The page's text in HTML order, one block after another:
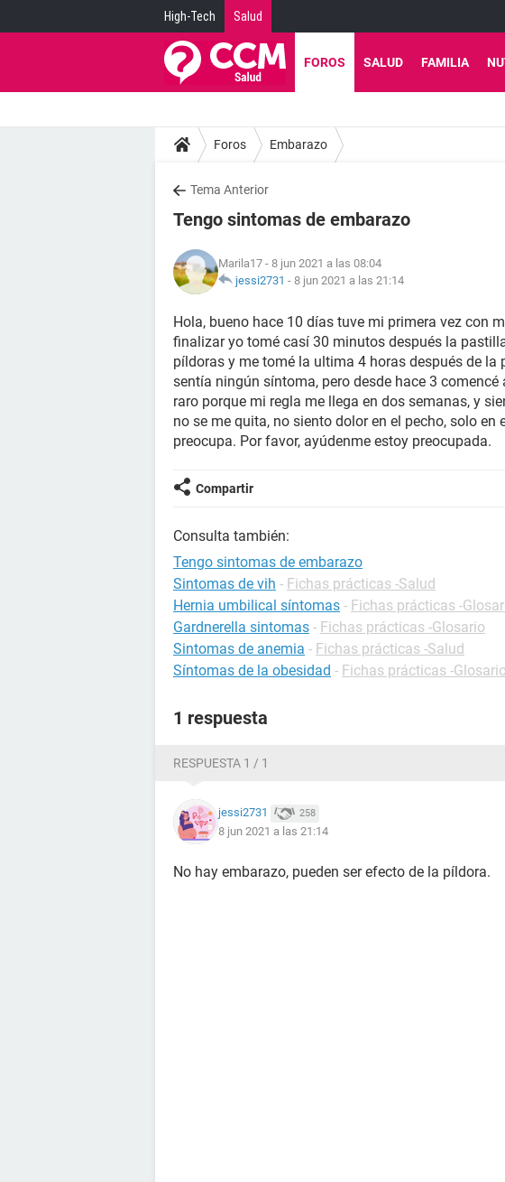
High-Tech Salud
FOROS SALUD FAMILIA
Foros Embarazo
Tema Anterior
Tengo sintomas de embarazo
Marila17 - 8 jun 2021 a las 08:04
jessi2731 - 8 jun 2021 a las 21:14
Hola, bueno hace 10 días tuve mi primera vez con
finalizar yo tomé casí 30 minutos después la
píldoras y me tomé la ultima 4 horas después de la
sentía ningún síntoma, pero desde hace 3
raro porque mi regla me llega en dos semanas, y
no se me quita, no siento dolor en el pecho, solo en
preocupa. Por favor, ayúdenme estoy preocupada.
Compartir
Consulta también:
Tengo sintomas de embarazo
Sintomas de vih - Fichas prácticas -Salud
Hernia umbilical síntomas - Fichas prácticas -
Gardnerella sintomas - Fichas prácticas -Glosario
Sintomas de anemia - Fichas prácticas -Salud
Síntomas de la obesidad - Fichas prácticas -Glosario
1 respuesta
RESPUESTA 1 / 1
jessi2731 258
8 jun 2021 a las 21:14
No hay embarazo, pueden ser efecto de la píldora.